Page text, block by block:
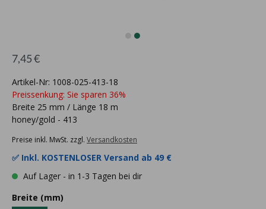
7,45 €
Artikel-Nr: 1008-025-413-18
Preissenkung: Sie sparen 36%
Breite 25 mm / Länge 18 m
honey/gold - 413
Preise inkl. MwSt. zzgl. Versandkosten
✅ Inkl. KOSTENLOSER Versand ab 49 €
Auf Lager - in 1-3 Tagen bei dir
Breite (mm)